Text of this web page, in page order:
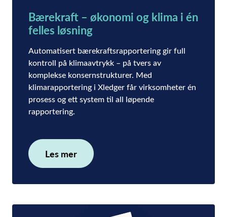
Bærekraft – økonomi og klima i én
felles løsning
Automatisert bærekraftsrapportering gir full
kontroll på klimaavtrykk – på tvers av
komplekse konsernstrukturer. Med
klimarapportering i Xledger får virksomheter én
prosess og ett system til all løpende
rapportering.
Les mer